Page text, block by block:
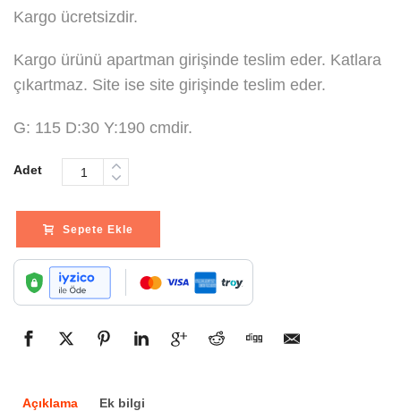
Kargo ücretsizdir.
Kargo ürünü apartman girişinde teslim eder. Katlara
çıkartmaz. Site ise site girişinde teslim eder.
G: 115 D:30 Y:190 cmdir.
Adet
Sepete Ekle
Açıklama Ek bilgi